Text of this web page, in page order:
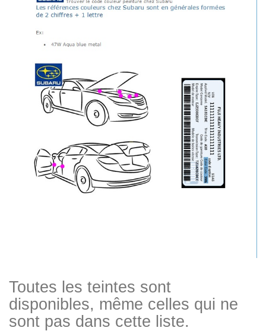
Toutes les teintes sont
disponibles, même celles qui ne
sont pas dans cette liste.